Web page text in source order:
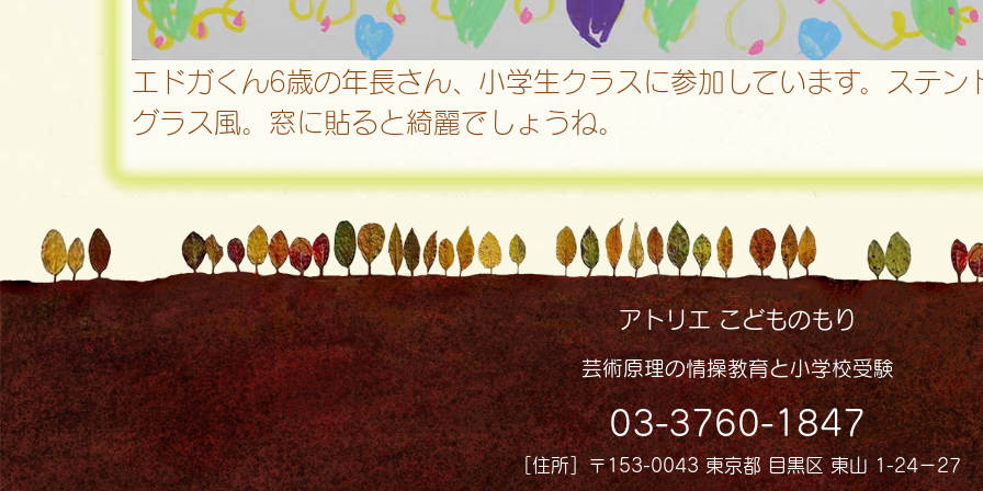
エドガくん6歳の年長さん、小学生クラスに参加しています。ステン
グラス風。窓に貼ると綺麗でしょうね。
アトリエ こどものもり
芸術原理の情操教育と小学校受験
03-3760-1847
［住所］〒153-0043 東京都 目黒区 東山 1-24−27